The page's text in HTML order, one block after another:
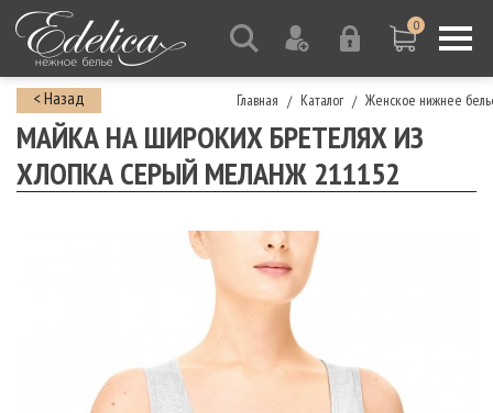
0
< Назад Главная / Каталог / Женское нижнее
МАЙКА НА ШИРОКИХ БРЕТЕЛЯХ ИЗ
ХЛОПКА СЕРЫЙ МЕЛАНЖ 211152